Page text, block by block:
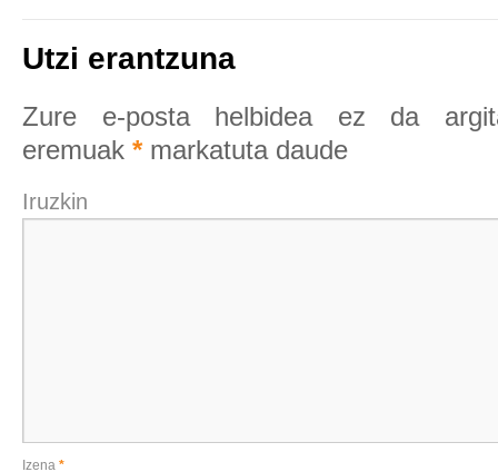
Utzi erantzuna
Zure e-posta helbidea ez da
eremuak * markatuta daude
Iruzkin
Izena *